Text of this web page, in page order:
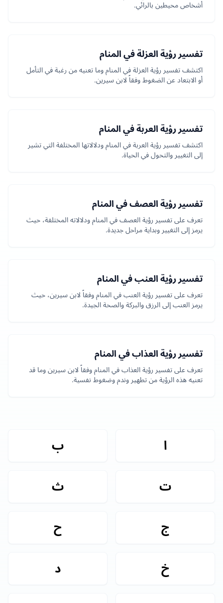
أشخاص محيطين بالرائي.
تفسير رؤية العزلة في المنام
اكتشف تفسير رؤية العزلة في المنام وما تعنيه من رغبة في التأمل
أو الابتعاد عن الضغوط وفقاً لابن سيرين.
تفسير رؤية العربة في المنام
اكتشف تفسير رؤية العربة في المنام ودلالاتها المختلفة التي تشير
إلى التغيير والتحول في الحياة.
تفسير رؤية العصف في المنام
تعرف على تفسير رؤية العصف في المنام ودلالاته المختلفة، حيث
يرمز إلى التغيير وبداية مراحل جديدة.
تفسير رؤية العنب في المنام
تعرف على تفسير رؤية العنب في المنام وفقاً لابن سيرين، حيث
يرمز العنب إلى الرزق والبركة والصحة الجيدة.
تفسير رؤية العذاب في المنام
تعرف على تفسير رؤية العذاب في المنام وفقاً لابن سيرين وما قد
تعنيه هذه الرؤية من تطهير وندم وضغوط نفسية.
ا ب
ت ث
ج ح
خ د